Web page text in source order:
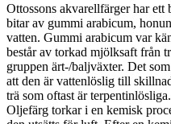
Ottossons akvarellfärger har ett
bitar av gummi arabicum,
vatten. Gummi arabicum var
består av torkad mjölksaft från
gruppen ärt-/baljväxter. Det
att den är vattenlöslig till
trä som oftast är terpentinlösliga.
Oljefärg torkar i en kemisk